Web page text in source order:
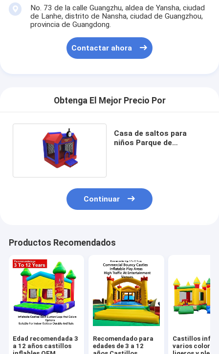
No. 73 de la calle Guangzhu, aldea de Yansha, ciudad
de Lanhe, distrito de Nansha, ciudad de Guangzhou,
provincia de Guangdong.
Contactar ahora
Obtenga El Mejor Precio Por
Casa de saltos para
niños Parque de
Continuar
Productos Recomendados
Edad recomendada 3
a 12 años castillos
Recomendado para
edades de 3 a 12
Castillos
varios colores